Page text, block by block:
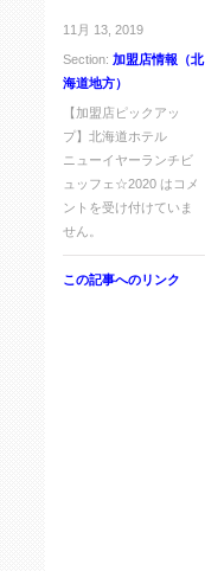
11月 13, 2019
Section: 加盟店情報（北
海道地方）
【加盟店ピックアッ
プ】北海道ホテル
ニューイヤーランチビ
ュッフェ☆2020 は コメ
ントを受け付けていま
せん。
この記事へのリンク